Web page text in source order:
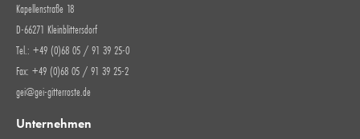
Kapellenstraße 18
D-66271 Kleinblittersdorf
Tel.: +49 (0)68 05 / 91 39 25-0
Fax: +49 (0)68 05 / 91 39 25-2
gei@gei-gitterroste.de
Unternehmen